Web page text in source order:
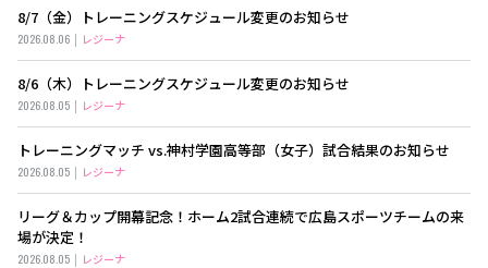
8/7（金）トレーニングスケジュール変更のお知らせ
2026.08.06 レジーナ
8/6（木）トレーニングスケジュール変更のお知らせ
2026.08.05 レジーナ
トレーニングマッチ vs.神村学園高等部（女子）試合結果のお知らせ
2026.08.05 レジーナ
リーグ＆カップ開幕記念！ホーム2試合連続で広島スポーツチームの来
場が決定！
2026.08.05 レジーナ